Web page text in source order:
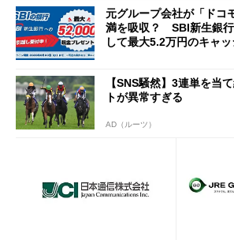
元グループ会社が「ドコ
満を吸収？ SBI新生銀行
して最大5.2万円のキャ
【SNS騒然】3連単を当
トが異常すぎる
AD（ルーツ）